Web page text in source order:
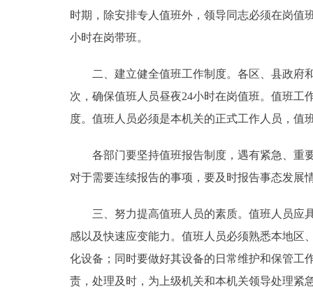
12345网上接诉即办
走进北京
北京概况
绿色北京
多语种
时期，除安排专人值班外，领导同志必须在岗值
小时在岗带班。
二、建立健全值班工作制度。各区、县政府和
次，确保值班人员昼夜24小时在岗值班。值班
度。值班人员必须是本机关的正式工作人员，值
各部门要坚持值班报告制度，遇有紧急、重要
对于需要连续报告的事项，要及时报告事态发展
三、努力提高值班人员的素质。值班人员应具
感以及快速应变能力。值班人员必须熟悉本地区
化设备；同时要做好其设备的日常维护和保管工
责，处理及时，为上级机关和本机关领导处理